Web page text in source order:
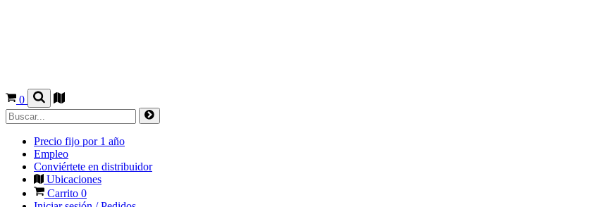
0
Precio fijo por 1 año
Empleo
Conviértete en distribuidor
Ubicaciones
Carrito 0